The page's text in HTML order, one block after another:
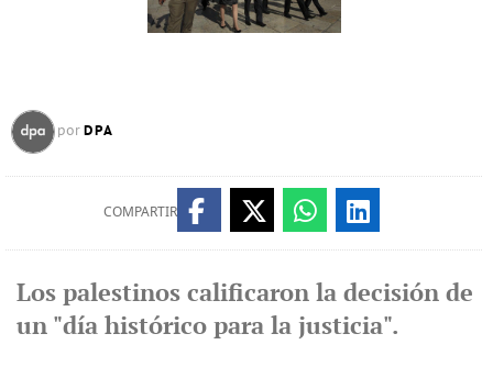
por DPA
COMPARTIR
Los palestinos calificaron la decisión de
un "día histórico para la justicia".